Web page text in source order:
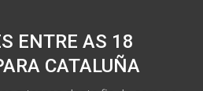
ENTRE AS 18
CATALUÑA